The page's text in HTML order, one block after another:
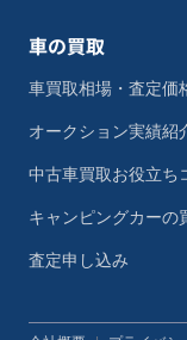
車の買取
車買取相場・査定
オークション実績紹
中古車買取お役立ち
キャンピングカーの
査定申し込み